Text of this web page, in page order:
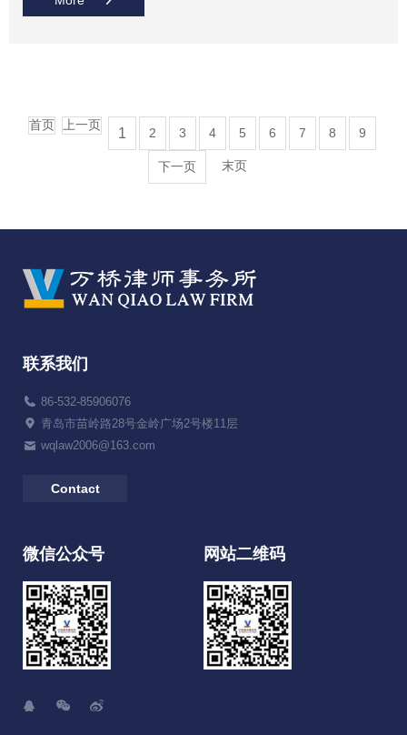
首页 上一页
1 2 3 4 5 6 7 8 9
下一页 末页
联系我们
86-532-85906076
青岛市苗岭路28号金岭广场2号楼11层
wqlaw2006@163.com
Contact
微信公众号 网站二维码